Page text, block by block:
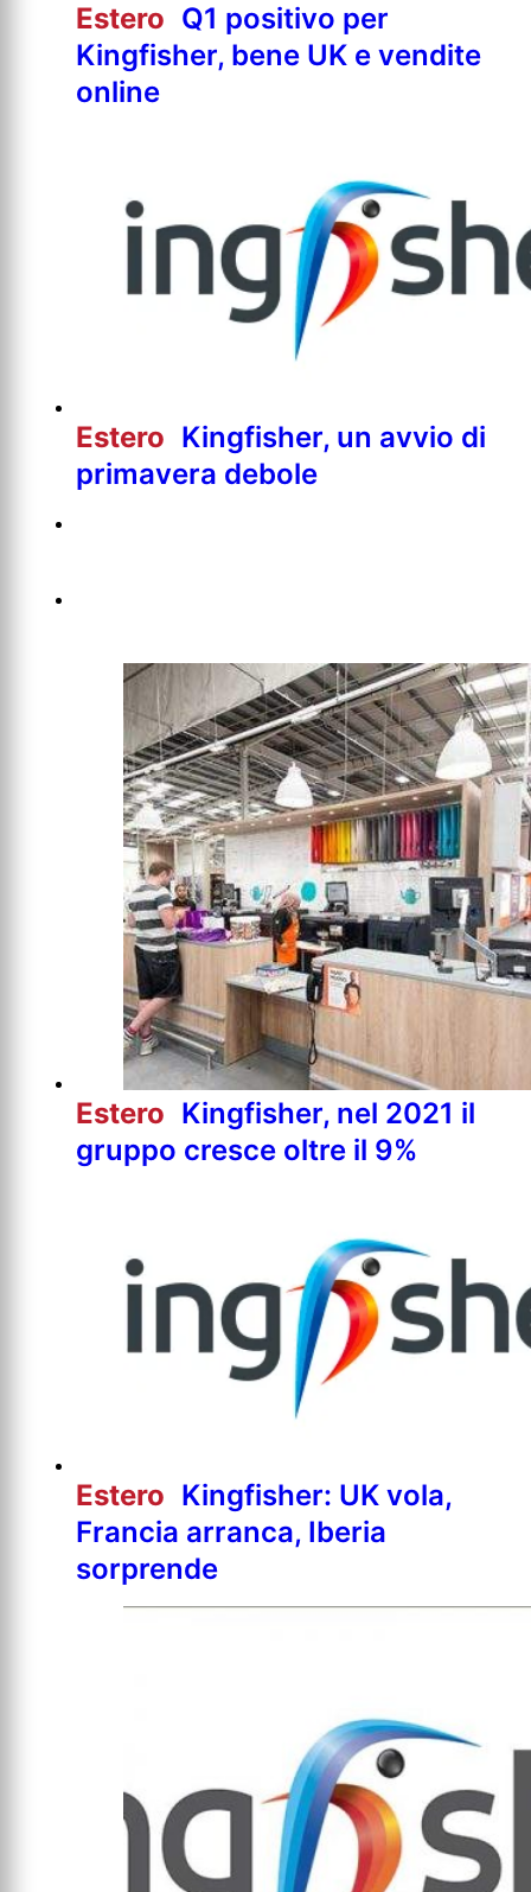
Estero Q1 positivo per
Kingfisher, bene UK e vendite
online
Estero Kingfisher, un avvio di
primavera debole
Estero Kingfisher, nel 2021 il
gruppo cresce oltre il 9%
Estero Kingfisher: UK vola,
Francia arranca, Iberia
sorprende